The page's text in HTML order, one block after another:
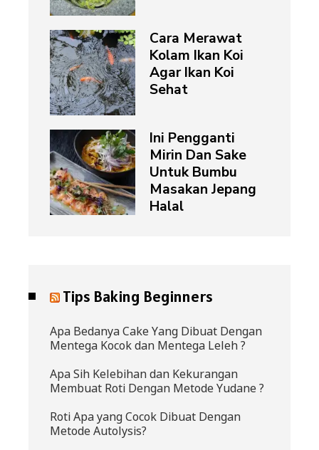
Cara Merawat
Kolam Ikan Koi
Agar Ikan Koi
Sehat
Ini Pengganti
Mirin Dan Sake
Untuk Bumbu
Masakan Jepang
Halal
Tips Baking Beginners
Apa Bedanya Cake Yang Dibuat Dengan
Mentega Kocok dan Mentega Leleh ?
Apa Sih Kelebihan dan Kekurangan
Membuat Roti Dengan Metode Yudane ?
Roti Apa yang Cocok Dibuat Dengan
Metode Autolysis?